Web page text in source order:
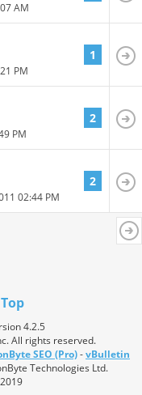
AM
PM
1
PM
2
02:44 PM
2
Top
4.2.5
All rights reserved.
SEO (Pro)-vBulletin
Technologies Ltd.